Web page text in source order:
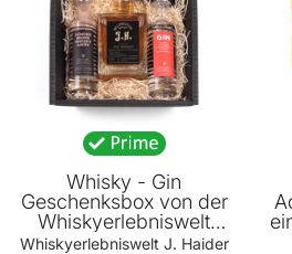
Whisky - Gin
Geschenksbox von der
Whiskyerlebniswelt
Haider
Whiskyerlebniswelt J. Haider